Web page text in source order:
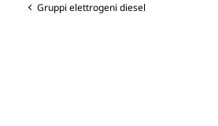
Gruppi elettrogeni diesel